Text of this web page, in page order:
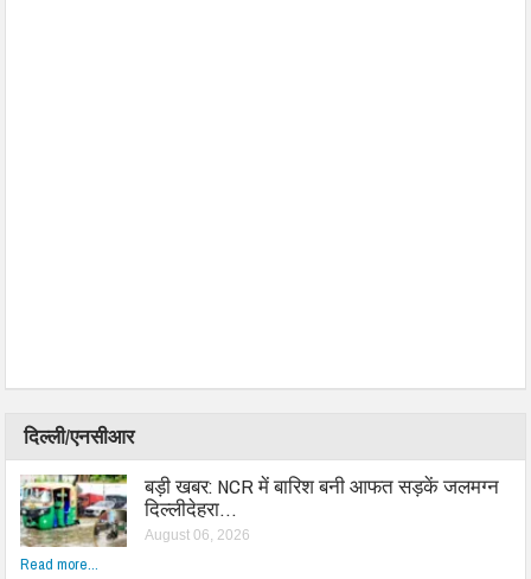
दिल्ली/एनसीआर
बड़ी खबर: NCR में बारिश बनी आफत सड़कें जलमग्न
दिल्लीदेहरा…
August 06, 2026
Read more...